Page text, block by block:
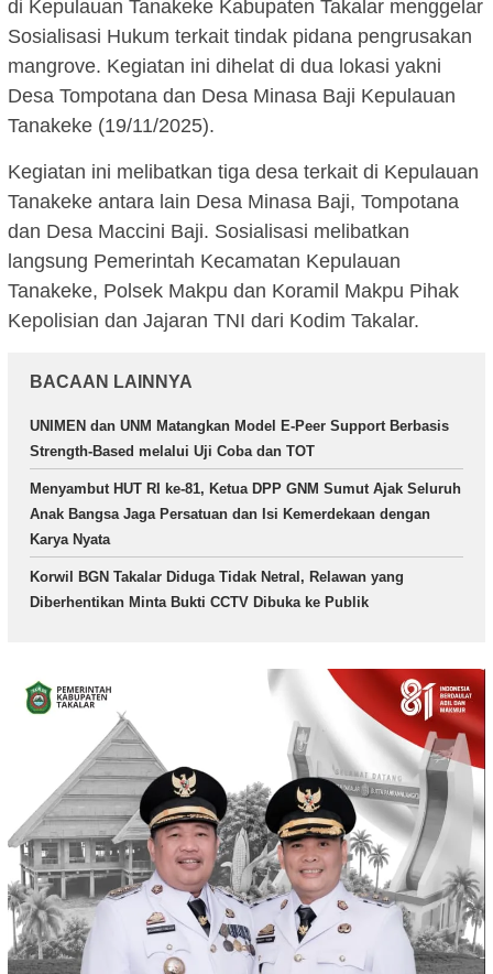
di Kepulauan Tanakeke Kabupaten Takalar menggelar
Sosialisasi Hukum terkait tindak pidana pengrusakan
mangrove. Kegiatan ini dihelat di dua lokasi yakni
Desa Tompotana dan Desa Minasa Baji Kepulauan
Tanakeke (19/11/2025).
Kegiatan ini melibatkan tiga desa terkait di Kepulauan
Tanakeke antara lain Desa Minasa Baji, Tompotana
dan Desa Maccini Baji. Sosialisasi melibatkan
langsung Pemerintah Kecamatan Kepulauan
Tanakeke, Polsek Makpu dan Koramil Makpu Pihak
Kepolisian dan Jajaran TNI dari Kodim Takalar.
BACAAN LAINNYA
UNIMEN dan UNM Matangkan Model E-Peer Support Berbasis
Strength-Based melalui Uji Coba dan TOT
Menyambut HUT RI ke-81, Ketua DPP GNM Sumut Ajak Seluruh
Anak Bangsa Jaga Persatuan dan Isi Kemerdekaan dengan
Karya Nyata
Korwil BGN Takalar Diduga Tidak Netral, Relawan yang
Diberhentikan Minta Bukti CCTV Dibuka ke Publik